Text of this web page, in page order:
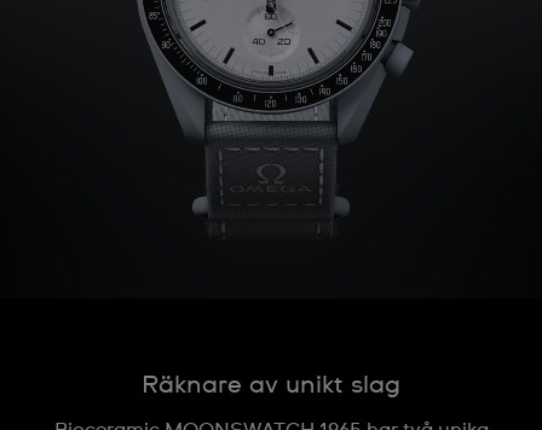
Räknare av unikt slag